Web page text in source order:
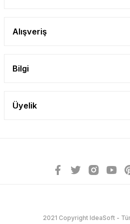
Alışveriş
Bilgi
Üyelik
2021 Copyright IdeaSoft -